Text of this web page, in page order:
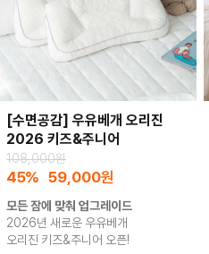
[수면공감] 우유베개 오리진
2026 키즈&주니어
108,000원
45% 59,000원
모든 잠에 맞춰 업그레이드
2026년 새로운 우유베개
오리진 키즈&주니어 오픈!